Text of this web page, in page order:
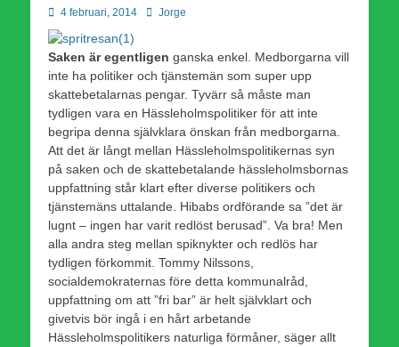
Publicerad
den
4 februari, 2014 Författare
Jorge
Saken är egentligen ganska enkel. Medborgarna vill
inte ha politiker och tjänstemän som super upp
skattebetalarnas pengar. Tyvärr så måste man
tydligen vara en Hässleholmspolitiker för att inte
begripa denna självklara önskan från medborgarna.
Att det är långt mellan Hässleholmspolitikernas syn
på saken och de skattebetalande hässleholmsbornas
uppfattning står klart efter diverse politikers och
tjänstemäns uttalande. Hibabs ordförande sa ”det är
lugnt – ingen har varit redlöst berusad”. Va bra! Men
alla andra steg mellan spiknykter och redlös har
tydligen förkommit. Tommy Nilssons,
socialdemokraternas före detta kommunalråd,
uppfattning om att ”fri bar” är helt självklart och
givetvis bör ingå i en hårt arbetande
Hässleholmspolitikers naturliga förmåner, säger allt